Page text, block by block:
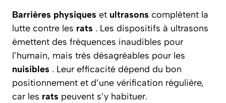
Barrières physiques et ultrasons complètent la
lutte contre les rats . Les dispositifs à ultrasons
émettent des fréquences inaudibles pour
l’humain, mais très désagréables pour les
nuisibles . Leur efficacité dépend du bon
positionnement et d’une vérification régulière,
car les rats peuvent s’y habituer.